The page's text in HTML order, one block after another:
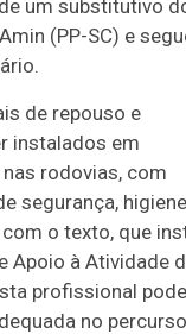
um substitutivo
(PP-SC) e
de repouso e
instalados em
rodovias, com
segurança,
o texto, que
Apoio à Atividade
profissional
no